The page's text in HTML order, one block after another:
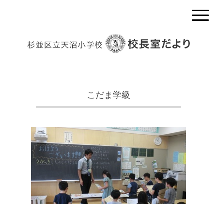
こだま学級